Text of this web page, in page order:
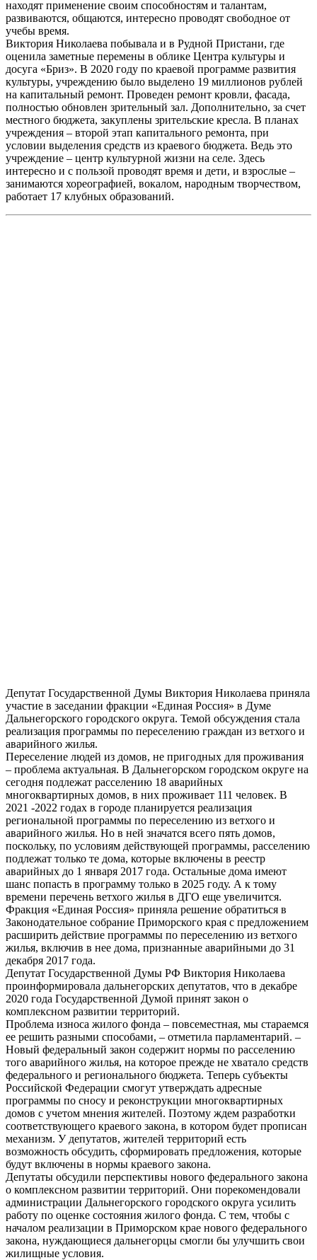
находят применение своим способностям и талантам,
развиваются, общаются, интересно проводят свободное от
учебы время.
Виктория Николаева побывала и в Рудной Пристани, где
оценила заметные перемены в облике Центра культуры и
досуга «Бриз». В 2020 году по краевой программе развития
культуры, учреждению было выделено 19 миллионов рублей
на капитальный ремонт. Проведен ремонт кровли, фасада,
полностью обновлен зрительный зал. Дополнительно, за счет
местного бюджета, закуплены зрительские кресла. В планах
учреждения – второй этап капитального ремонта, при
условии выделения средств из краевого бюджета. Ведь это
учреждение – центр культурной жизни на селе. Здесь
интересно и с пользой проводят время и дети, и взрослые –
занимаются хореографией, вокалом, народным творчеством,
работает 17 клубных образований.
Депутат Государственной Думы Виктория Николаева приняла
участие в заседании фракции «Единая Россия» в Думе
Дальнегорского городского округа. Темой обсуждения стала
реализация программы по переселению граждан из ветхого и
аварийного жилья.
Переселение людей из домов, не пригодных для проживания
– проблема актуальная. В Дальнегорском городском округе на
сегодня подлежат расселению 18 аварийных
многоквартирных домов, в них проживает 111 человек. В
2021 -2022 годах в городе планируется реализация
региональной программы по переселению из ветхого и
аварийного жилья. Но в ней значатся всего пять домов,
поскольку, по условиям действующей программы, расселению
подлежат только те дома, которые включены в реестр
аварийных до 1 января 2017 года. Остальные дома имеют
шанс попасть в программу только в 2025 году. А к тому
времени перечень ветхого жилья в ДГО еще увеличится.
Фракция «Единая Россия» приняла решение обратиться в
Законодательное собрание Приморского края с предложением
расширить действие программы по переселению из ветхого
жилья, включив в нее дома, признанные аварийными до 31
декабря 2017 года.
Депутат Государственной Думы РФ Виктория Николаева
проинформировала дальнегорских депутатов, что в декабре
2020 года Государственной Думой принят закон о
комплексном развитии территорий.
Проблема износа жилого фонда – повсеместная, мы стараемся
ее решить разными способами, – отметила парламентарий. –
Новый федеральный закон содержит нормы по расселению
того аварийного жилья, на которое прежде не хватало средств
федерального и регионального бюджета. Теперь субъекты
Российской Федерации смогут утверждать адресные
программы по сносу и реконструкции многоквартирных
домов с учетом мнения жителей. Поэтому ждем разработки
соответствующего краевого закона, в котором будет прописан
механизм. У депутатов, жителей территорий есть
возможность обсудить, сформировать предложения, которые
будут включены в нормы краевого закона.
Депутаты обсудили перспективы нового федерального закона
о комплексном развитии территорий. Они порекомендовали
администрации Дальнегорского городского округа усилить
работу по оценке состояния жилого фонда. С тем, чтобы с
началом реализации в Приморском крае нового федерального
закона, нуждающиеся дальнегорцы смогли бы улучшить свои
жилищные условия.